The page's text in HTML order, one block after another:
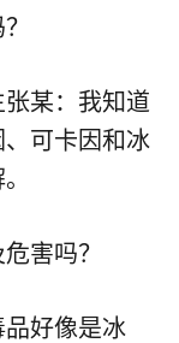
某：我知道
可卡因和冰
害吗？
好像是冰